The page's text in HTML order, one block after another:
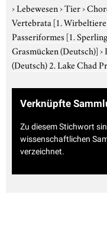
›Lebewesen›Tier›
Vertebrata [1.
Passeriformes [1.
Grasmücken (Deutsch)]›
(Deutsch) 2. Lake Chad
Verknüpfte
Zu diesem Stichwort
wissenschaftlichen
verzeichnet.